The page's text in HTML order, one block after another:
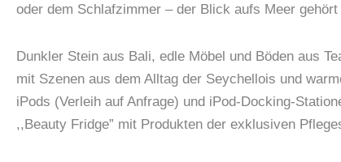
oder dem Schlafzimmer – der Blick aufs Meer gehört
Dunkler Stein aus Bali, edle Möbel und Böden aus
mit Szenen aus dem Alltag der Seychellois und
iPods (Verleih auf Anfrage) und iPod-Docking-
,,Beauty Fridge” mit Produkten der exklusiven